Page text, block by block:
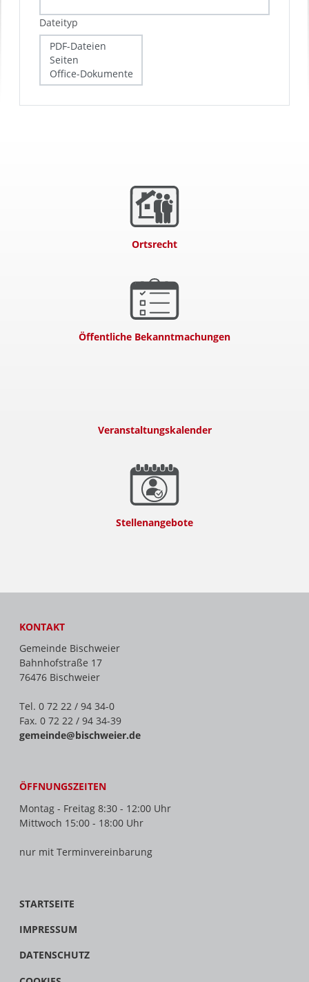
Dateityp
Ortsrecht
Öffentliche Bekanntmachungen
Veranstaltungskalender
Stellenangebote
KONTAKT
Gemeinde Bischweier
Bahnhofstraße 17
76476 Bischweier
Tel. 0 72 22 / 94 34-0
Fax. 0 72 22 / 94 34-39
gemeinde@bischweier.de
ÖFFNUNGSZEITEN
Montag - Freitag 8:30 - 12:00 Uhr
Mittwoch 15:00 - 18:00 Uhr
nur mit Terminvereinbarung
STARTSEITE
IMPRESSUM
DATENSCHUTZ